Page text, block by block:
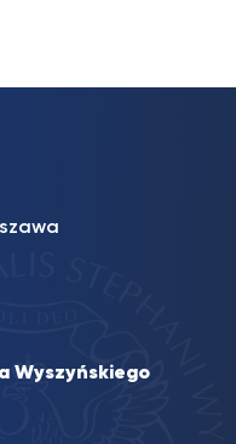
Wyszyńskiego